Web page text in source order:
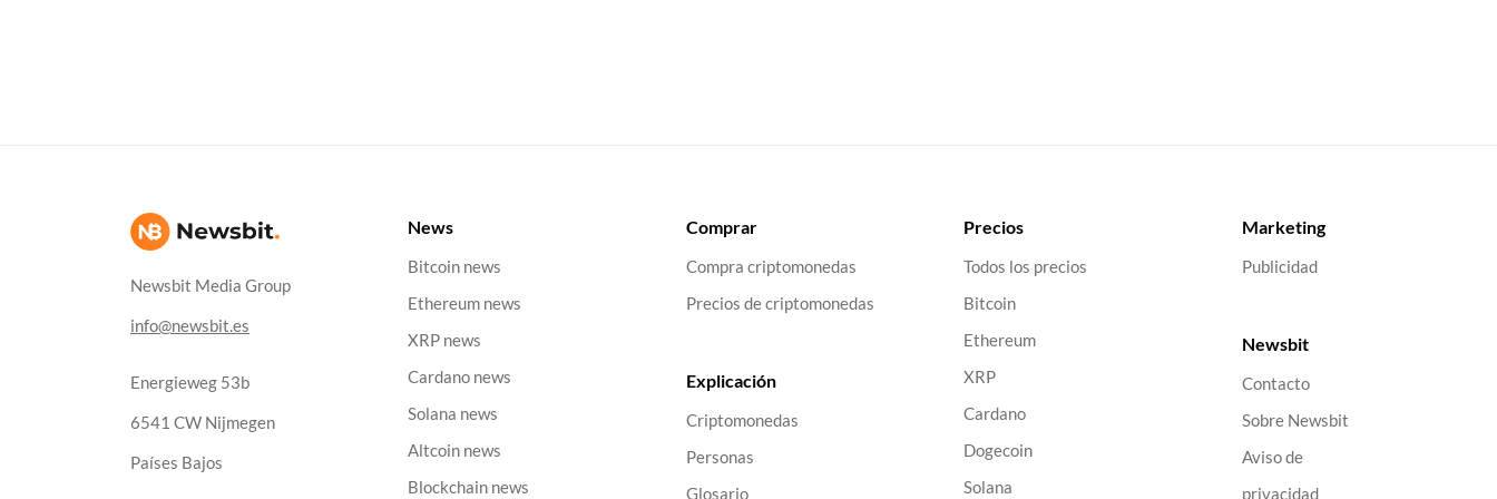
Newsbit Media Group
info@newsbit.es
Energieweg 53b
6541 CW Nijmegen
Países Bajos
News
Bitcoin news
Ethereum news
XRP news
Cardano news
Solana news
Altcoin news
Blockchain news
Comprar
Compra criptomonedas
Precios de criptomonedas
Explicación
Criptomonedas
Personas
Glosario
Precios
Todos los precios
Bitcoin
Ethereum
XRP
Cardano
Dogecoin
Solana
Marketing
Publicidad
Newsbit
Contacto
Sobre Newsbit
Aviso de
privacidad